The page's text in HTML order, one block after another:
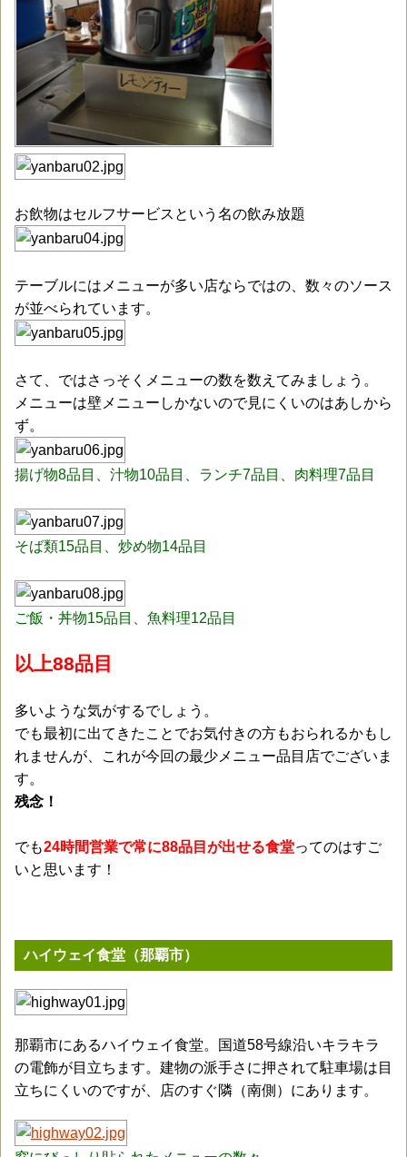
お飲物はセルフサービスという名の飲み放題
テーブルにはメニューが多い店ならではの、数々のソース
が並べられています。
さて、ではさっそくメニューの数を数えてみましょう。
メニューは壁メニューしかないので見にくいのはあしから
ず。
揚げ物8品目、汁物10品目、ランチ7品目、肉料理7品目
そば類15品目、炒め物14品目
ご飯・丼物15品目、魚料理12品目
以上88品目
多いような気がするでしょう。
でも最初に出てきたことでお気付きの方もおられるかもし
れませんが、これが今回の最少メニュー品目店でございま
す。
残念！
でも24時間営業で常に88品目が出せる食堂ってのはすご
いと思います！
ハイウェイ食堂（那覇市）
那覇市にあるハイウェイ食堂。国道58号線沿いキラキラ
の電飾が目立ちます。建物の派手さに押されて駐車場は目
立ちにくいのですが、店のすぐ隣（南側）にあります。